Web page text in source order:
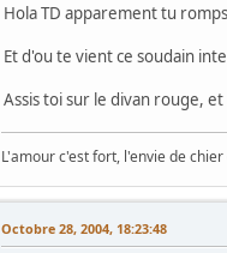
Hola TD apparement tu
Et d'ou te vient ce soudain
Assis toi sur le divan rouge,
L'amour c'est fort, l'envie de
Octobre 28, 2004, 18:23:48